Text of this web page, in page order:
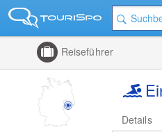
Reiseführer
Details